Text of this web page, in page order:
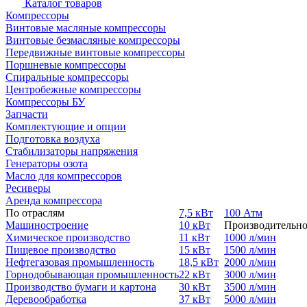
Каталог товаров
Компрессоры
Винтовые масляные компрессоры
Винтовые безмасляные компрессоры
Передвижные винтовые компрессоры
Поршневые компрессоры
Спиральные компрессоры
Центробежные компрессоры
Компрессоры БУ
Запчасти
Комплектующие и опции
Подготовка воздуха
Стабилизаторы напряжения
Генераторы озота
Масло для компрессоров
Ресиверы
Аренда компрессора
По отраслям
Машиностроение
Химическое производство
Пищевое производство
Нефтегазовая промышленность
Горнодобывающая промышленность
Производство бумаги и картона
Деревообработка
7,5 кВт
10 кВт
11 кВт
15 кВт
18,5 кВт
22 кВт
30 кВт
37 кВт
100 Атм
1000 л/мин
1500 л/мин
2000 л/мин
3000 л/мин
3500 л/мин
5000 л/мин